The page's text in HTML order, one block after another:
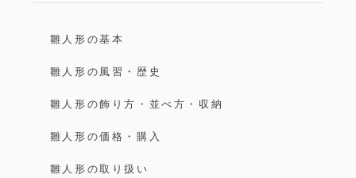
雛人形の基本
雛人形の風習・歴史
雛人形の飾り方・並べ方・収納
雛人形の価格・購入
雛人形の取り扱い